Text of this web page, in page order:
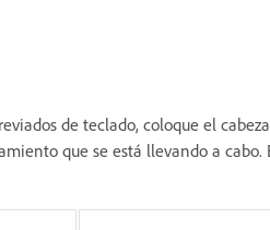
de teclado, coloque el
que se está llevando a